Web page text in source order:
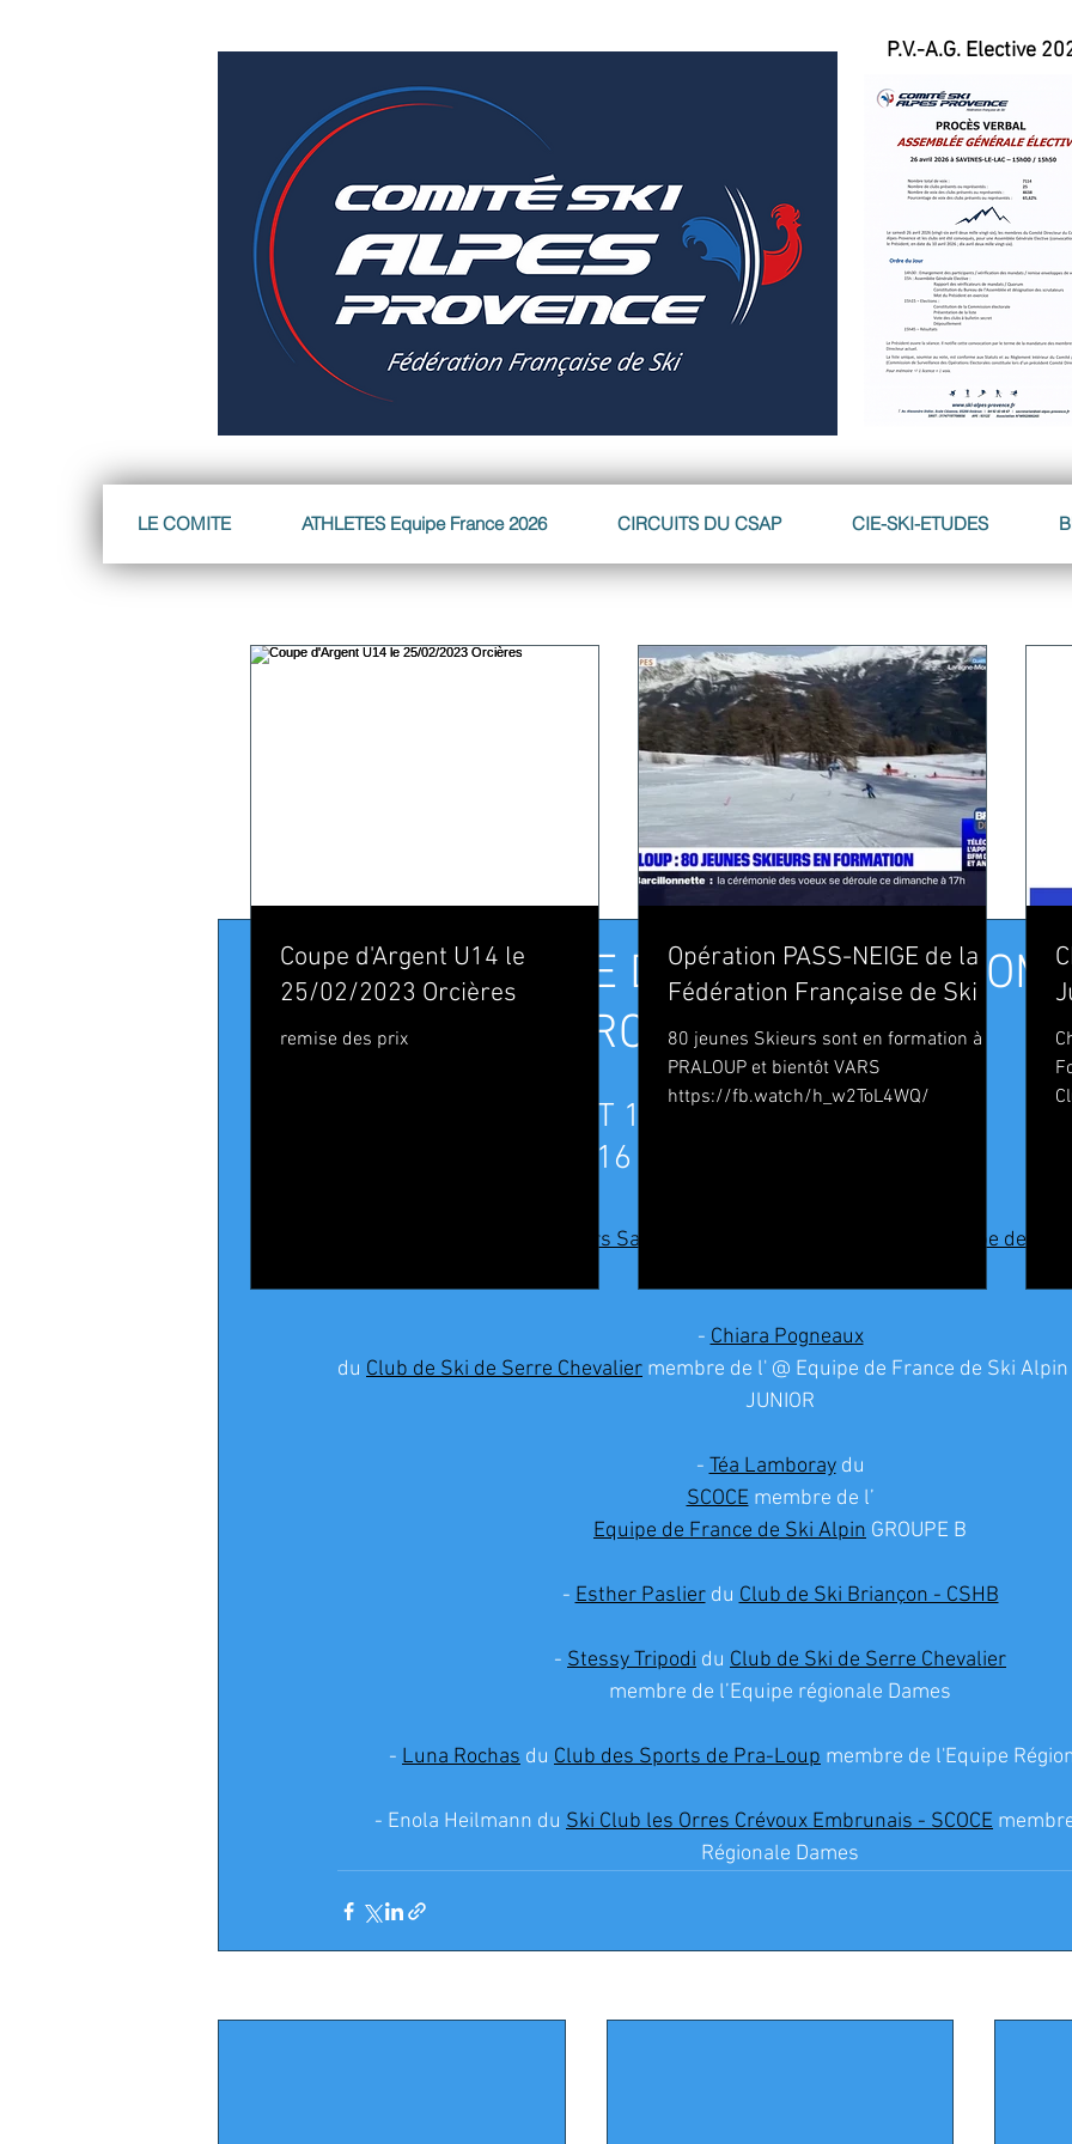
P.V.-A.G. Elective
LE COMITE ATHLETES Equipe France 2026 CIRCUITS DU CSAP CIE-SKI-ETUDES
Dès que de nouveaux posts seront publiés, vous les verrez ici.
[ALPIN] LISTE DES DAMES DU
COURSE A ORCIERES
_DESCENTE : 12 ET 13 JANVIER 22
_SUPER G : 15 ET 16 JANVIER 22
Groupe Skieurs Sauze Barcelonnette
Equipe de
- Chiara Pogneaux
du Club de Ski de Serre Chevalier membre de l' @ Equipe de France de Ski Alpin
JUNIOR
- Téa Lamboray du
SCOCE membre de l’
Equipe de France de Ski Alpin GROUPE B
- Esther Paslier du Club de Ski Briançon - CSHB
- Stessy Tripodi du Club de Ski de Serre Chevalier
membre de l’Equipe régionale Dames
- Luna Rochas du Club des Sports de Pra-Loup membre de l'Equipe
- Enola Heilmann du Ski Club les Orres Crévoux Embrunais - SCOCE
Régionale Dames
Coupe d'Argent U14 le
25/02/2023 Orcières
remise des prix
Opération PASS-NEIGE de la
Fédération Française de Ski
80 jeunes Skieurs sont en formation à
PRALOUP et bientôt VARS
https://fb.watch/h_w2ToL4WQ/